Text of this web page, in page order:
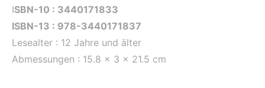
ISBN-10 : 3440171833
ISBN-13 : 978-3440171837
Lesealter : 12 Jahre und älter
Abmessungen : 15.8 x 3 x 21.5 cm